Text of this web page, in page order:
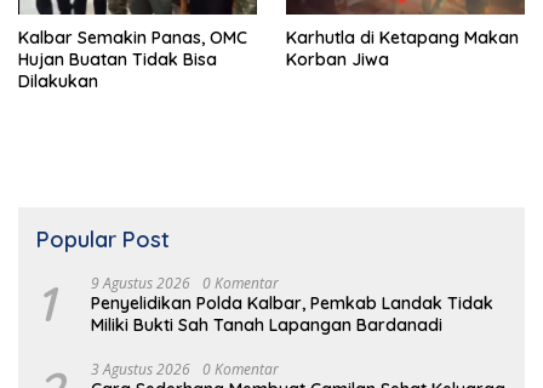
Kalbar Semakin Panas, OMC
Hujan Buatan Tidak Bisa
Dilakukan
Karhutla di Ketapang Makan
Korban Jiwa
Popular Post
1 9 Agustus 2026 0 Komentar
Penyelidikan Polda Kalbar, Pemkab Landak Tidak
Miliki Bukti Sah Tanah Lapangan Bardanadi
3 Agustus 2026 0 Komentar